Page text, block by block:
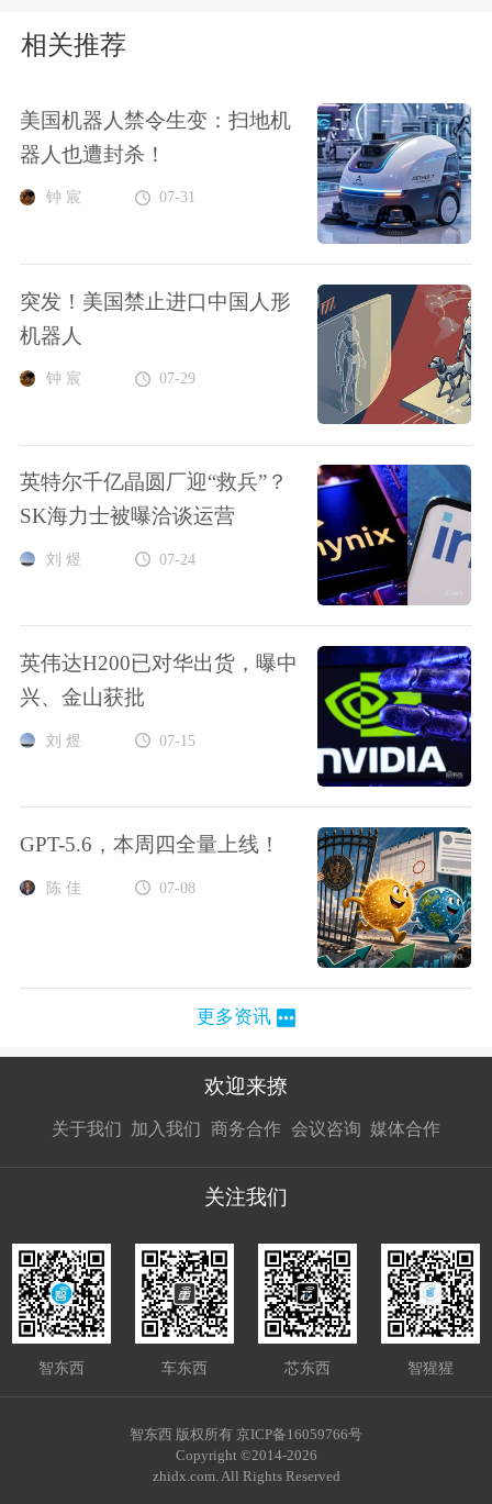
相关推荐
美国机器人禁令生变：扫地机
器人也遭封杀！
钟 宸 07-31
突发！美国禁止进口中国人形
机器人
钟 宸 07-29
英特尔千亿晶圆厂迎“救兵”？
SK海力士被曝洽谈运营
刘 煜 07-24
英伟达H200已对华出货，曝中
兴、金山获批
刘 煜 07-15
GPT-5.6，本周四全量上线！
陈 佳 07-08
更多资讯
欢迎来撩
关于我们 加入我们
接扔简历
商务合作
接开聊
会议咨询 媒体合作
接开聊
关注我们
智东西 车东西 芯东西 智猩猩
智东西 版权所有 京ICP备16059766号
Copyright ©2014-2026
zhidx.com. All Rights Reserved